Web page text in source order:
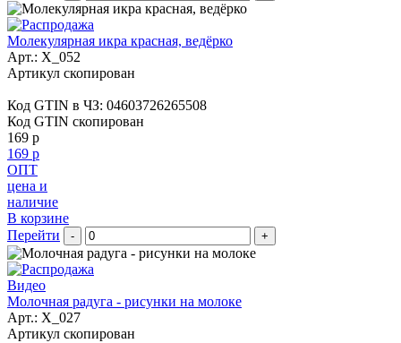
Молекулярная икра красная, ведёрко
Арт.: X_052
Артикул скопирован
Код GTIN в ЧЗ: 04603726265508
Код GTIN скопирован
169 р
169 р
ОПТ
цена и
наличие
В корзине
Перейти
- +
Видео
Молочная радуга - рисунки на молоке
Арт.: X_027
Артикул скопирован